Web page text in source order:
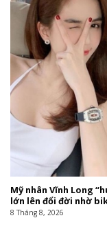
Mỹ nhân Vĩnh Long
lớn lên đổi đời nhờ
8 Tháng 8, 2026